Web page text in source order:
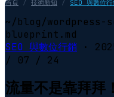
首頁 / 技術新知 / SEO 與數位行
~/blog/wordpress-
blueprint.md
SEO 與數位行銷 ·
/ 07 / 24
流量不是靠拜拜